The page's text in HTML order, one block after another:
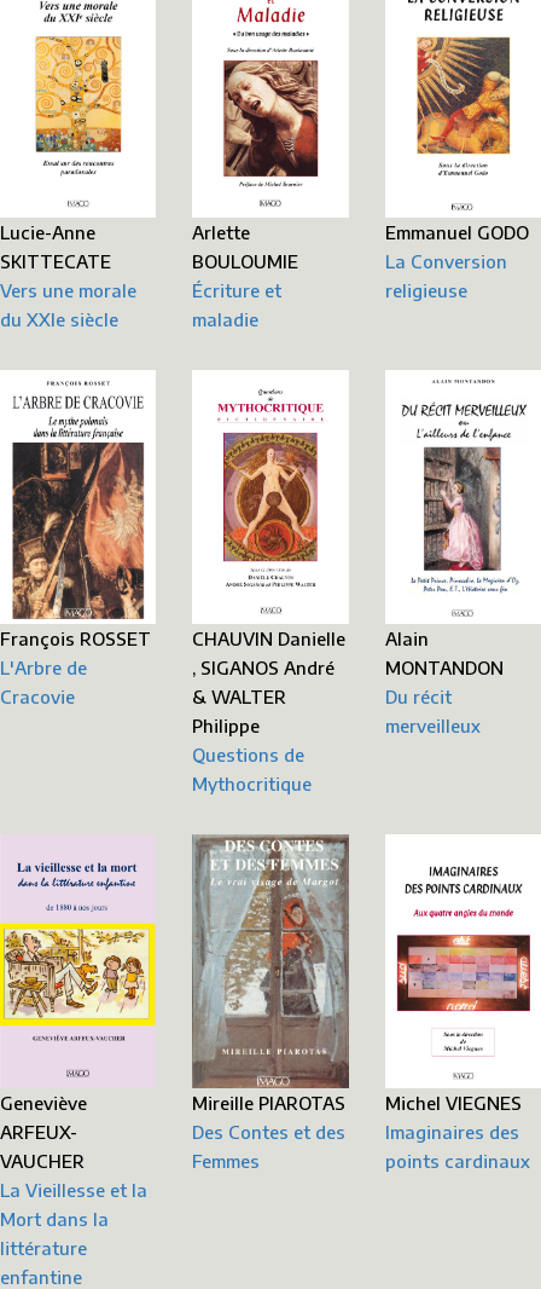
Lucie-Anne
SKITTECATE
Vers une morale
du XXIe siècle
Arlette
BOULOUMIE
Écriture et
maladie
Emmanuel GODO
La Conversion
religieuse
François ROSSET
L'Arbre de
Cracovie
CHAUVIN Danielle
, SIGANOS André
& WALTER
Philippe
Questions de
Mythocritique
Alain
MONTANDON
Du récit
merveilleux
Geneviève
ARFEUX-
VAUCHER
La Vieillesse et la
Mort dans la
littérature
enfantine
Mireille PIAROTAS
Des Contes et des
Femmes
Michel VIEGNES
Imaginaires des
points cardinaux